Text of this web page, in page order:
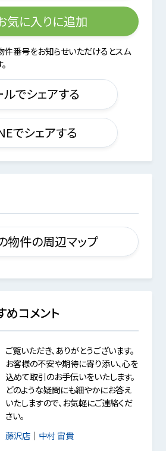
気に入りに追加
件番号をお知らせいただけるとスム
ルでシェアする
でシェアする
物件の周辺マップ
コメント
ご覧いただき、ありがとうございます。
お客様の不安や期待に寄り添い、心を
込めて取引のお手伝いをいたします。
どのような疑問にも細やかにお答え
いたしますので、お気軽にご連絡くだ
さい。
藤沢店｜ 中村 宙貴